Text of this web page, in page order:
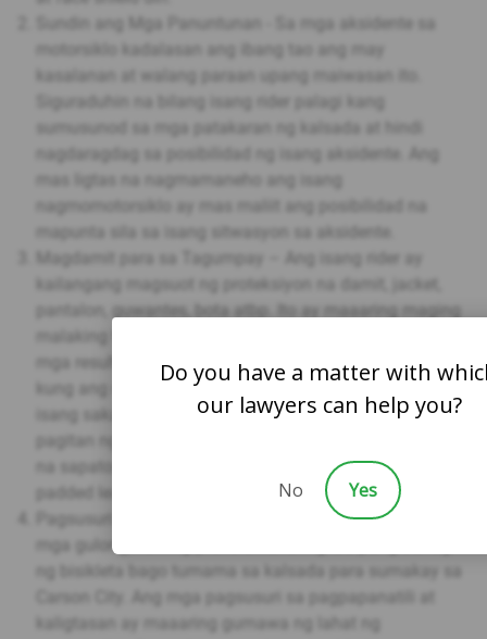
kasalanan at walang paraan upang maiwasan ito.
mas ligtas na nagmamaneho ang isang
mapunta sila sa isang sitwasyon sa aksidente.
pantalon, guwantes, bota atbp. Ito ay maaaring maging
mga resulta ay maaaring hindi gaanong nakakapinsala
kung ang mga proteksiyon na bagay ay isinusuot at ang
isang sakay ay bumaba. Isipin ang pagkakaiba sa
na sapatos at t-shirt kumpara sa isang makapal na
padded leather jacket at Harley boots.
Pagsusuri sa Kaligtasan ng Motorsiklo – Suriin ang
mga gulong, ilaw ng preno at lahat ng iba pang bahagi
kaligtasan ay maaaring gumawa ng lahat ng
Do you have a matter with
our lawyers can help you?
No Yes